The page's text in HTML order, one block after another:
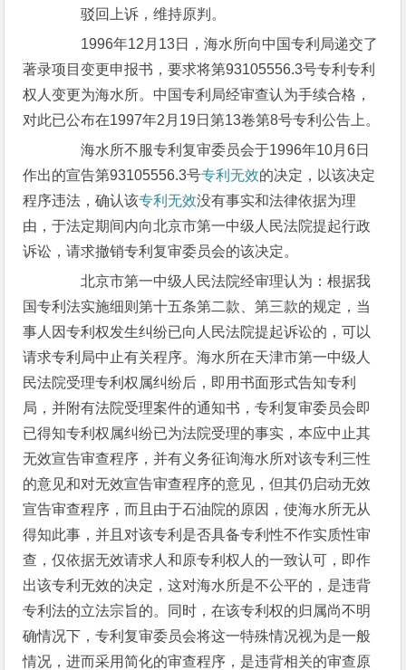
驳回上诉，维持原判。
1996年12月13日，海水所向中国专利局递交了
著录项目变更申报书，要求将第93105556.3号专利专利
权人变更为海水所。中国专利局经审查认为手续合格，
对此已公布在1997年2月19日第13卷第8号专利公告上。
海水所不服专利复审委员会于1996年10月6日
作出的宣告第93105556.3号专利无效的决定，以该决定
程序违法，确认该专利无效没有事实和法律依据为理
由，于法定期间内向北京市第一中级人民法院提起行政
诉讼，请求撤销专利复审委员会的该决定。
北京市第一中级人民法院经审理认为：根据我
国专利法实施细则第十五条第二款、第三款的规定，当
事人因专利权发生纠纷已向人民法院提起诉讼的，可以
请求专利局中止有关程序。海水所在天津市第一中级人
民法院受理专利权属纠纷后，即用书面形式告知专利
局，并附有法院受理案件的通知书，专利复审委员会即
已得知专利权属纠纷已为法院受理的事实，本应中止其
无效宣告审查程序，并有义务征询海水所对该专利三性
的意见和对无效宣告审查程序的意见，但其仍启动无效
宣告审查程序，而且由于石油院的原因，使海水所无从
得知此事，并且对该专利是否具备专利性不作实质性审
查，仅依据无效请求人和原专利权人的一致认可，即作
出该专利无效的决定，这对海水所是不公平的，是违背
专利法的立法宗旨的。同时，在该专利权的归属尚不明
确情况下，专利复审委员会将这一特殊情况视为是一般
情况，进而采用简化的审查程序，是违背相关的审查原